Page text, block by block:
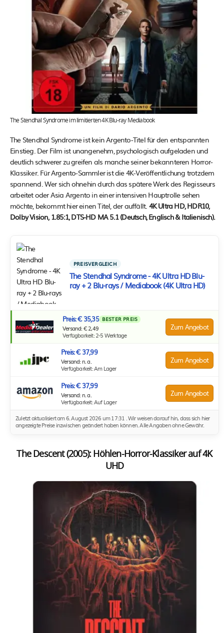
The Stendhal Syndrome im limitierten 4K Blu-ray Mediabook
The Stendhal Syndrome ist kein Argento-Titel für den entspannten
Einstieg. Der Film ist unangenehm, psychologisch aufgeladen und
deutlich schwerer zu greifen als manche seiner bekannteren Horror-
Klassiker. Für Argento-Sammler ist die 4K-Veröffentlichung trotzdem
spannend. Wer sich ohnehin durch das spätere Werk des Regisseurs
arbeitet oder Asia Argento in einer intensiven Hauptrolle sehen
möchte, bekommt hier einen Titel, der auffällt. 4K Ultra HD, HDR10,
Dolby Vision, 1.85:1, DTS-HD MA 5.1 (Deutsch, Englisch & Italienisch).
PREISVERGLEICH
The Stendhal Syndrome - 4K Ultra HD Blu-
ray + 2 Blu-rays / Mediabook (4K Ultra HD)
Preis: € 35,35 BESTER PREIS
Versand: € 2,49
Verfügbarkeit: 2-5 Werktage
Zum Angebot
Preis: € 37,99
Versand: n. a.
Verfügbarkeit: Am Lager
Zum Angebot
Preis: € 37,99
Versand: n. a.
Verfügbarkeit: Auf Lager
Zum Angebot
Zuletzt aktualisiert am 6. August 2026 um 17:31 . Wir weisen darauf hin, dass sich hier
angezeigte Preise inzwischen geändert haben können. Alle Angaben ohne Gewähr.
The Descent (2005): Höhlen-Horror-Klassiker auf 4K
UHD